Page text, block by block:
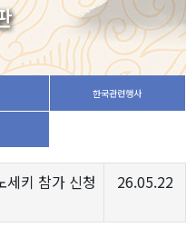
한국관련행사
키 참가 신청
26.05.22